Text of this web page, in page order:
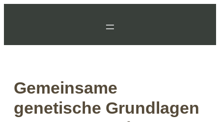
Gemeinsame
genetische Grundlagen